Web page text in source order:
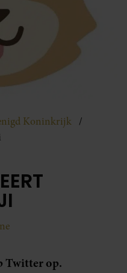
Koninkrijk
Twitter op.